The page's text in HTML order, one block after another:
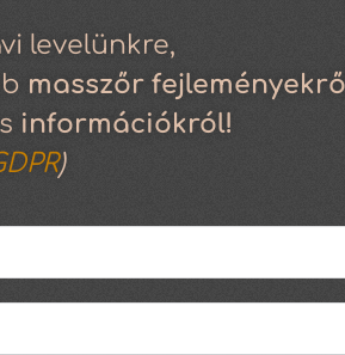
levelünkre,
masszőr
információkról!
)